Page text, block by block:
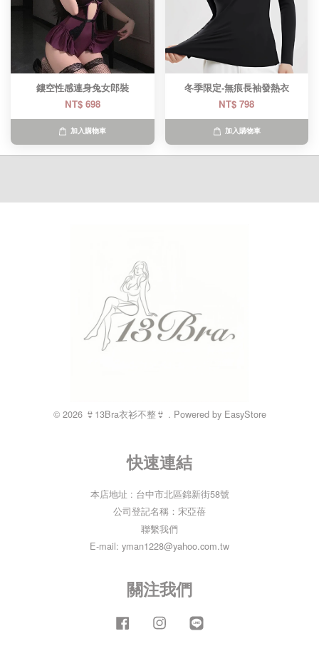
鏤空性感連身兔女郎裝
NT$ 698
加入購物車
冬季限定-無痕長袖發熱衣
NT$ 798
加入購物車
© 2026 👙13Bra衣衫不整👙 . Powered by EasyStore
快速連結
本店地址 : 台中市北區錦新街58號
公司登記名稱：宋亞蓓
聯繫我們
E-mail: yman1228@yahoo.com.tw
關注我們
Facebook Instagram